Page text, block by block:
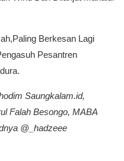
Berkesan Lagi
Pesantren
Saungkalam.id,
Falah Besongo, MABA
@_hadzeee